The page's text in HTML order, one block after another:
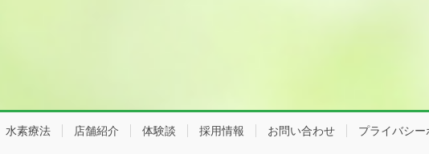
水素療法 店舗紹介 体験談 採用情報 お問い合わせ プライバシー